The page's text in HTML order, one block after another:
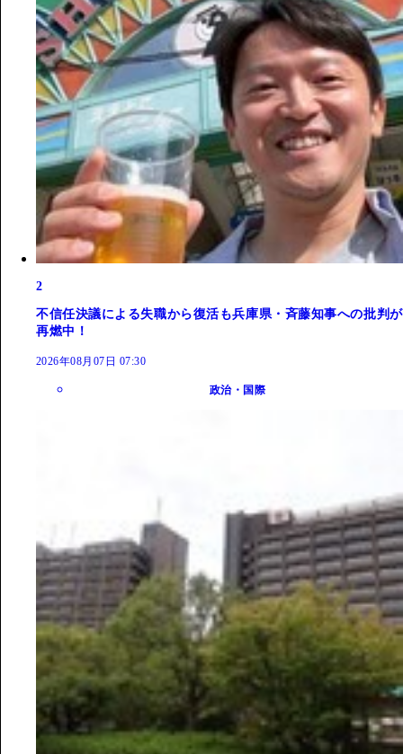
2
不信任決議による失職から復活も兵庫県・斉藤知事への批判が
再燃中！
2026年08月07日 07:30
政治・国際